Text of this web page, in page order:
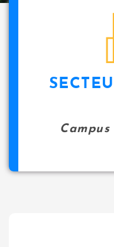
Campus